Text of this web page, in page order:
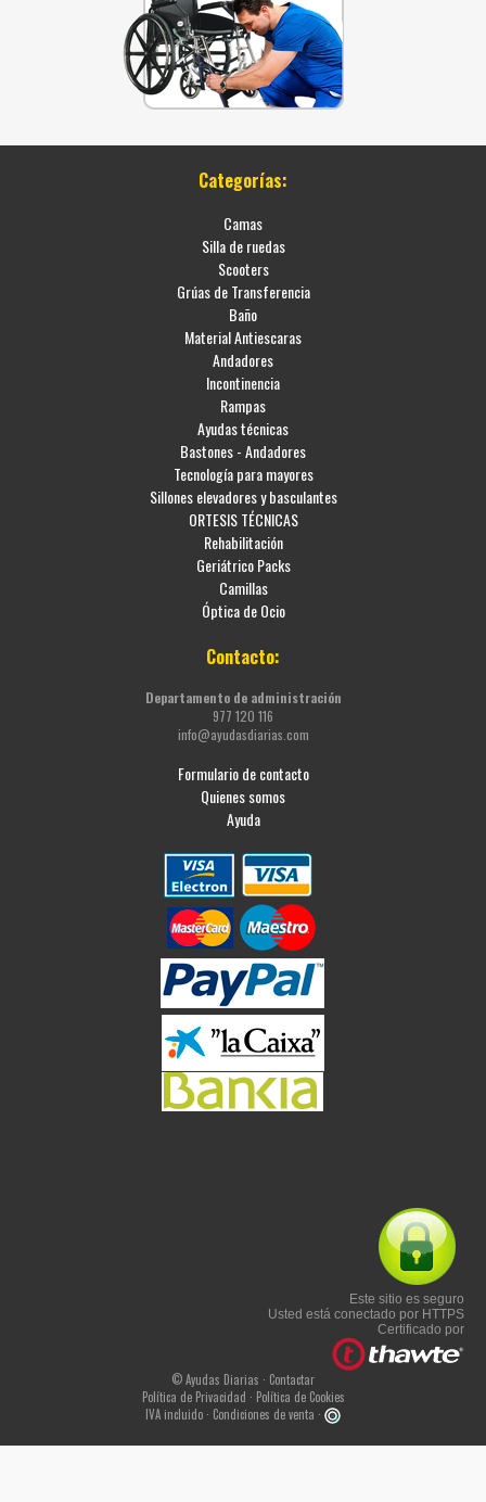
Categorías:
Camas
Silla de ruedas
Scooters
Grúas de Transferencia
Baño
Material Antiescaras
Andadores
Incontinencia
Rampas
Ayudas técnicas
Bastones - Andadores
Tecnología para mayores
Sillones elevadores y basculantes
ORTESIS TÉCNICAS
Rehabilitación
Geriátrico Packs
Camillas
Óptica de Ocio
Contacto:
Departamento de administración
977 120 116
info@ayudasdiarias.com
Formulario de contacto
Quienes somos
Ayuda
Este sitio es seguro
Usted está conectado por HTTPS
Certificado por
© Ayudas Diarias · Contactar
Política de Privacidad · Política de Cookies
IVA incluido · Condiciones de venta ·